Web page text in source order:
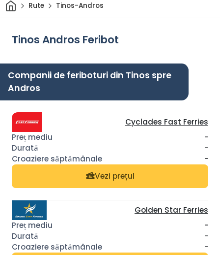
AcasăRute Tinos-Andros
Tinos Andros Feribot
Companii de feriboturi din Tinos spre
Andros
Cyclades Fast Ferries
-
-
-
Vezi prețul
Golden Star Ferries
-
-
-